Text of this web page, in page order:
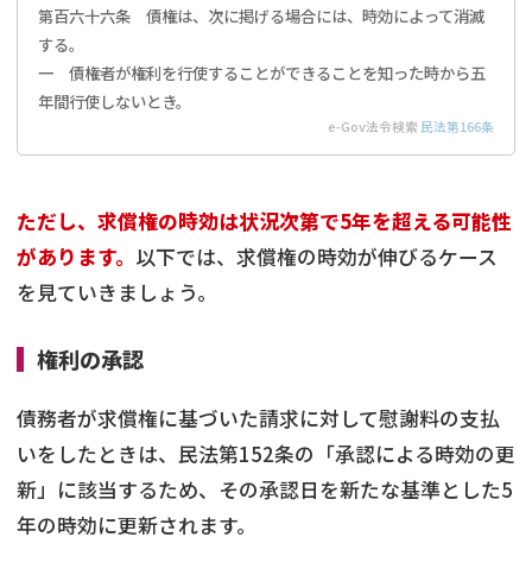
第百六十六条 債権は、次に掲げる場合には、時効によって消滅
する。
一 債権者が権利を行使することができることを知った時から五
年間行使しないとき。
e-Gov法令検索 民法第166条
ただし、求償権の時効は状況次第で5年を超える可能性
があります。 以下では、求償権の時効が伸びるケース
を見ていきましょう。
権利の承認
債務者が求償権に基づいた請求に対して慰謝料の支払
いをしたときは、民法第152条の「承認による時効の更
新」に該当するため、その承認日を新たな基準とした5
年の時効に更新されます。